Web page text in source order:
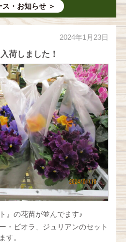
・お知らせ ＞
2024年1月23日
荷しました！
』の花苗が並んでます♪
・ビオラ、ジュリアンのセット
す。